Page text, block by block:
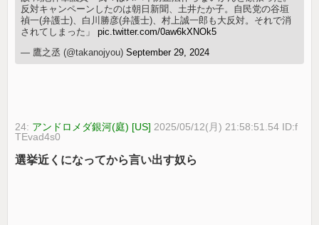
反対キャンペーンしたのは朝日新聞、土井たか子。自民党の谷垣
禎一(弁護士)、白川勝彦(弁護士)、村上誠一郎も大反対。それで消
されてしまった」pic.twitter.com/0aw6kXNOk5
— 鷹之丞 (@takanojyou)September 29, 2024
24: アンドロメダ銀河(庭) [US] 2025/05/12(月) 21:58:51.54 ID:f
TEvad4s0
選挙近くになってから言い出す奴ら